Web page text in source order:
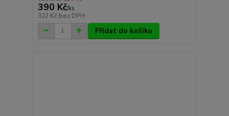
390 Kč/ks
322 Kč bez DPH
Přidat do košíku